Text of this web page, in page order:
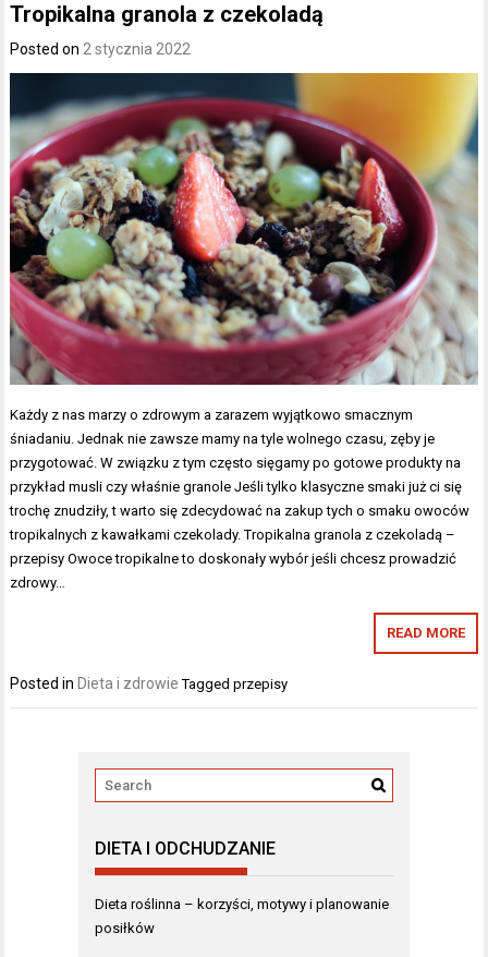
Tropikalna granola z czekoladą
Posted on 2 stycznia 2022
Każdy z nas marzy o zdrowym a zarazem wyjątkowo smacznym
śniadaniu. Jednak nie zawsze mamy na tyle wolnego czasu, zęby je
przygotować. W związku z tym często sięgamy po gotowe produkty na
przykład musli czy właśnie granole Jeśli tylko klasyczne smaki już ci się
trochę znudziły, t warto się zdecydować na zakup tych o smaku owoców
tropikalnych z kawałkami czekolady. Tropikalna granola z czekoladą –
przepisy Owoce tropikalne to doskonały wybór jeśli chcesz prowadzić
zdrowy…
READ MORE
Posted in Dieta i zdrowie Taggedprzepisy
DIETA I ODCHUDZANIE
Dieta roślinna – korzyści, motywy i planowanie
posiłków